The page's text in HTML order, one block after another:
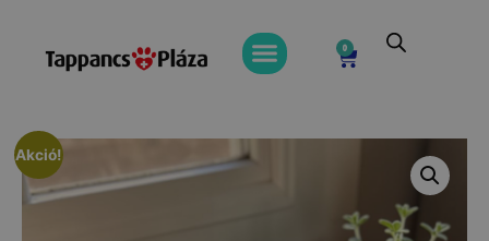
0
Akció!